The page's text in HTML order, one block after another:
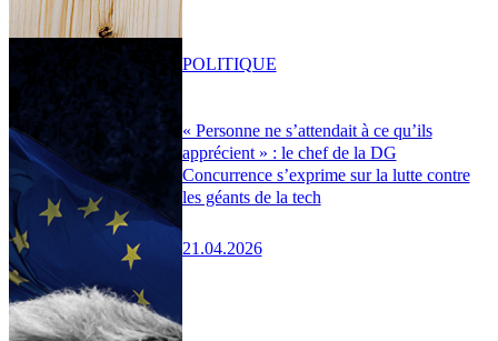
« Personne ne s’attendait à ce qu’ils
apprécient » : le chef de la DG
Concurrence s’exprime sur la lutte contre
les géants de la tech
21.04.2026
POLITIQUE